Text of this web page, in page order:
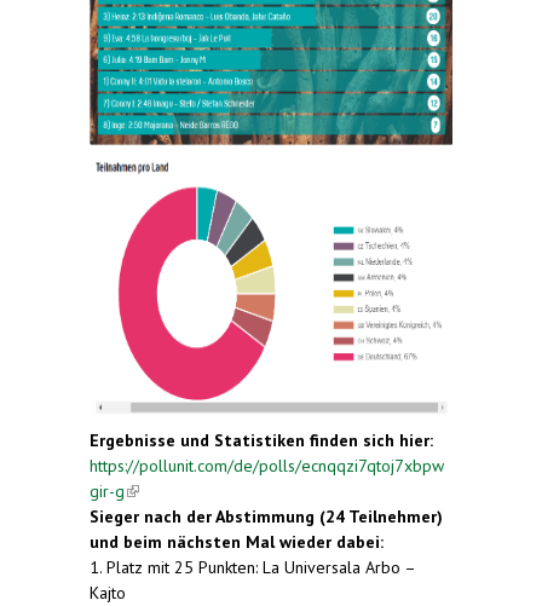
Ergebnisse und Statistiken finden sich hier:
https://pollunit.com/de/polls/ecnqqzi7qtoj7xbpw
gir-g(link is external)
Sieger nach der Abstimmung (24 Teilnehmer)
und beim nächsten Mal wieder dabei:
1. Platz mit 25 Punkten: La Universala Arbo –
Kajto